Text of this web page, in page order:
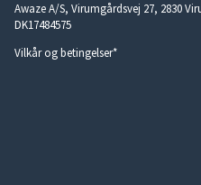
Awaze A/S, Virumgårdsvej 27, 2830
DK17484575
Vilkår og betingelser*